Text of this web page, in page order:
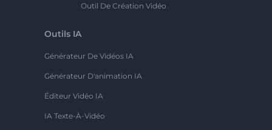
Outil De Création Vidéo
Outils IA
Générateur De Vidéos IA
Générateur D'animation IA
Éditeur Vidéo IA
IA Texte-À-Vidéo